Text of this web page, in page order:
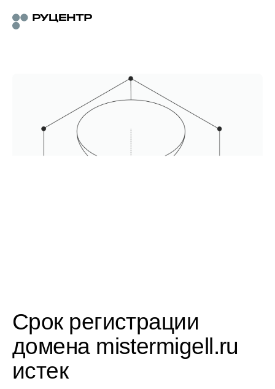
Срок регистрации
домена mistermigell.ru
истек